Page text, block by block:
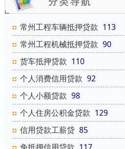
常州工程车辆抵押贷款 113
常州工程机械抵押贷款 90
货车抵押贷款 110
个人消费信用贷款 92
个人小额贷款 98
个人住房公积金贷款 129
信用贷款工薪贷 85